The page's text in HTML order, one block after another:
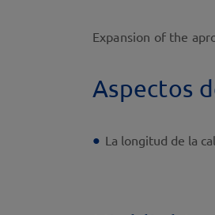
Expansion of the
Aspectos
La longitud de la